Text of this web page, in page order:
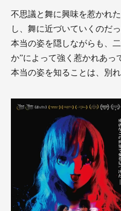
不思議と舞に興味を惹かれ
し、舞に近づいていくのだ
本当の姿を隠しながらも、
か”によって強く惹かれあっ
本当の姿を知ることは、別